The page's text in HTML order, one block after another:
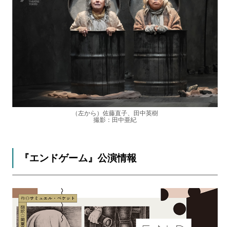
（左から）佐藤直子、田中英樹
撮影：田中亜紀
『エンドゲーム』公演情報